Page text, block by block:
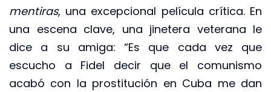
mentiras, una excepcional película crítica. En
una escena clave, una jinetera veterana le
dice a su amiga: “Es que cada vez que
escucho a Fidel decir que el comunismo
acabó con la prostitución en Cuba me dan